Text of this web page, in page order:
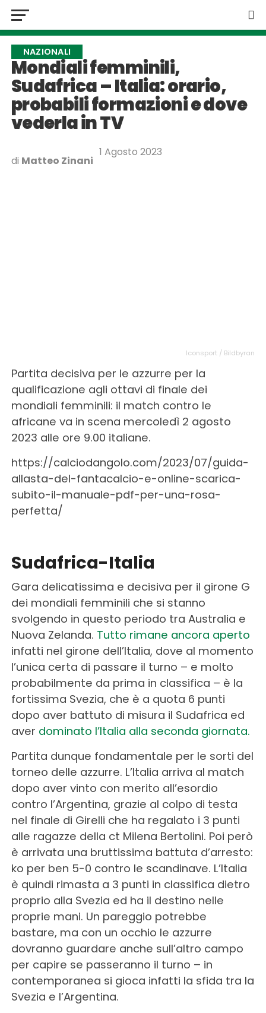
NAZIONALI
Mondiali femminili,
Sudafrica – Italia: orario,
probabili formazioni e dove
vederla in TV
di Matteo Zinani
1 Agosto 2023
Iconsport / Bildbyran
Partita decisiva per le azzurre per la
qualificazione agli ottavi di finale dei
mondiali femminili: il match contro le
africane va in scena mercoledì 2 agosto
2023 alle ore 9.00 italiane.
https://calciodangolo.com/2023/07/guida-
allasta-del-fantacalcio-e-online-scarica-
subito-il-manuale-pdf-per-una-rosa-
perfetta/
Sudafrica-Italia
Gara delicatissima e decisiva per il girone G
dei mondiali femminili che si stanno
svolgendo in questo periodo tra Australia e
Nuova Zelanda. Tutto rimane ancora aperto
infatti nel girone dell’Italia, dove al momento
l’unica certa di passare il turno – e molto
probabilmente da prima in classifica – è la
fortissima Svezia, che è a quota 6 punti
dopo aver battuto di misura il Sudafrica ed
aver dominato l’Italia alla seconda giornata.
Partita dunque fondamentale per le sorti del
torneo delle azzurre. L’Italia arriva al match
dopo aver vinto con merito all’esordio
contro l’Argentina, grazie al colpo di testa
nel finale di Girelli che ha regalato i 3 punti
alle ragazze della ct Milena Bertolini. Poi però
è arrivata una bruttissima battuta d’arresto:
ko per ben 5-0 contro le scandinave. L’Italia
è quindi rimasta a 3 punti in classifica dietro
proprio alla Svezia ed ha il destino nelle
proprie mani. Un pareggio potrebbe
bastare, ma con un occhio le azzurre
dovranno guardare anche sull’altro campo
per capire se passeranno il turno – in
contemporanea si gioca infatti la sfida tra la
Svezia e l’Argentina.